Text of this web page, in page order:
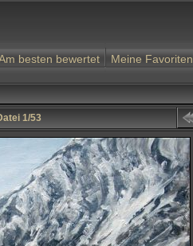
besten bewertet Meine Favoriten
1/53